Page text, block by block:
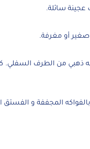
عجينة سائلة.
صغير أو مغرفة.
ذهبي من الطرف السفلي.
المجففة و الفستق